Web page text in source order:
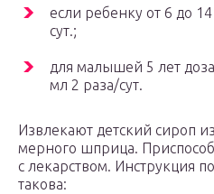
если ребенку от 6 до
сут.;
для малышей 5 лет доза
мл 2 раза/сут.
Извлекают детский сироп
мерного шприца.
с лекарством. Инструкция
такова: